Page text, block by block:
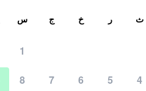
ث ر خ ج س
1
4
5
6
7
8